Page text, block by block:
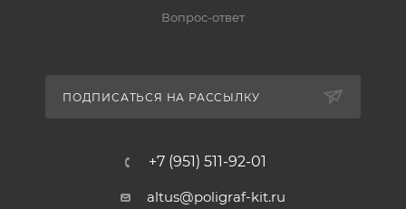
Вопрос-ответ
ПОДПИСАТЬСЯ НА РАССЫЛКУ
+7 (951) 511-92-01
altus@poligraf-kit.ru